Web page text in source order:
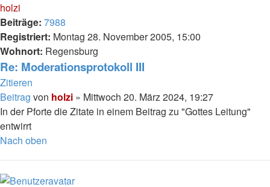
holzi
Beiträge: 7988
Registriert: Montag 28. November 2005, 15:00
Wohnort: Regensburg
Re: Moderationsprotokoll III
Zitieren
Beitrag von holzi » Mittwoch 20. März 2024, 19:27
In der Pforte die Zitate in einem Beitrag zu "Gottes Leitung"
entwirrt
Nach oben